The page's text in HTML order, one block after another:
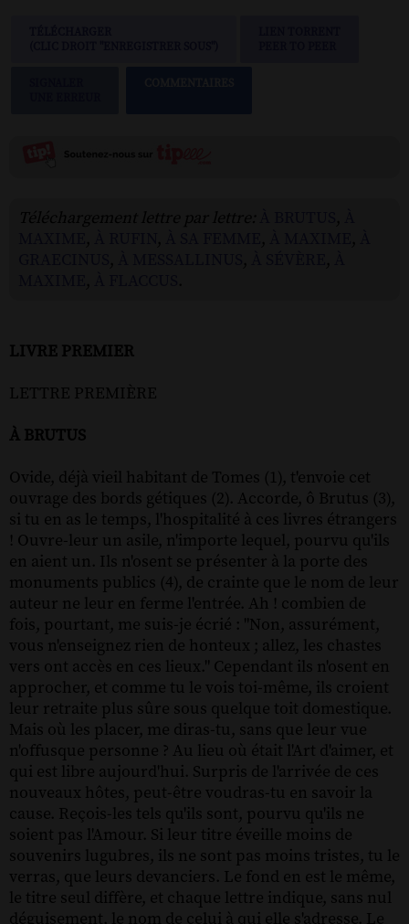
LIVRE PREMIER
LETTRE PREMIÈRE
À BRUTUS
Ovide, déjà vieil habitant de Tomes (1), t'envoie cet
ouvrage des bords gétiques (2). Accorde, ô Brutus (3),
si tu en as le temps, l'hospitalité à ces livres étrangers
! Ouvre-leur un asile, n'importe lequel, pourvu qu'ils
en aient un. Ils n'osent se présenter à la porte des
monuments publics (4), de crainte que le nom de leur
auteur ne leur en ferme l'entrée. Ah ! combien de
fois, pourtant, me suis-je écrié : "Non, assurément,
vous n'enseignez rien de honteux ; allez, les chastes
vers ont accès en ces lieux." Cependant ils n'osent en
approcher, et comme tu le vois toi-même, ils croient
leur retraite plus sûre sous quelque toit domestique.
Mais où les placer, me diras-tu, sans que leur vue
n'offusque personne ? Au lieu où était l'Art d'aimer, et
qui est libre aujourd'hui. Surpris de l'arrivée de ces
nouveaux hôtes, peut-être voudras-tu en savoir la
cause. Reçois-les tels qu'ils sont, pourvu qu'ils ne
soient pas l'Amour. Si leur titre éveille moins de
souvenirs lugubres, ils ne sont pas moins tristes, tu le
verras, que leurs devanciers. Le fond en est le même,
le titre seul diffère, et chaque lettre indique, sans nul
déguisement, le nom de celui à qui elle s'adresse. Le